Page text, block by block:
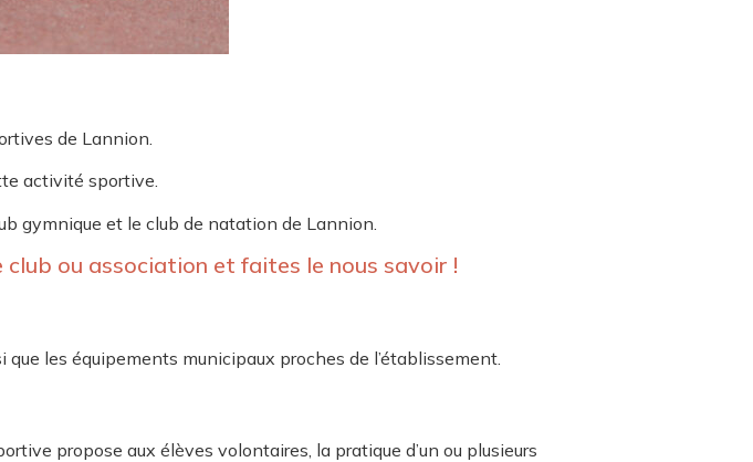
de Lannion.
activité sportive.
gymnique et le club de natation de Lannion.
ou association et faites le nous savoir !
les équipements municipaux proches de l’établissement.
propose aux élèves volontaires, la pratique d’un ou plusieurs